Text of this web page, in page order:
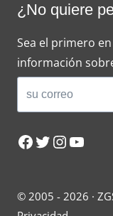
¿No quiere
Sea el primero
información
Facebook
Twitter
© 2005 - 2026 ·